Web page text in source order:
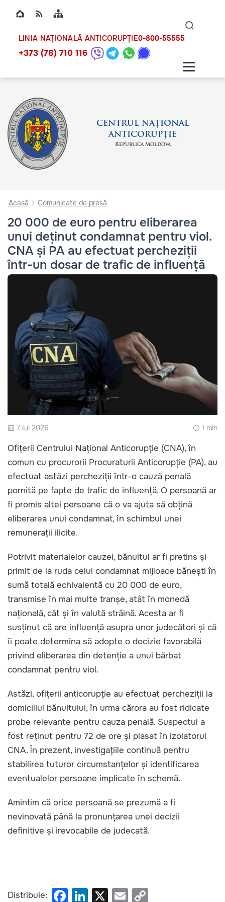
Top bar navigation
LINIA NAȚIONALĂ ANTICORUPȚIE0-800-55555
+373 (78) 710 116
CENTRUL NAȚIONAL
ANTICORUPȚIE
Republica Moldova
Acasă Comunicate de presă
20 000 de euro pentru eliberarea
unui deținut condamnat pentru viol.
CNA și PA au efectuat percheziții
într-un dosar de trafic de influență
7 Iul 2026 1 min
Ofițerii Centrului Național Anticorupție (CNA), în
comun cu procurorii Procuraturii Anticorupție (PA), au
efectuat astăzi percheziții într-o cauză penală
pornită pe fapte de trafic de influență. O persoană ar
fi promis altei persoane că o va ajuta să obțină
eliberarea unui condamnat, în schimbul unei
remunerații ilicite.
Potrivit materialelor cauzei, bănuitul ar fi pretins și
primit de la ruda celui condamnat mijloace bănești în
sumă totală echivalentă cu 20 000 de euro,
transmise în mai multe tranșe, atât în monedă
națională, cât și în valută străină. Acesta ar fi
susținut că are influență asupra unor judecători și că
îi poate determina să adopte o decizie favorabilă
privind eliberarea din detenție a unui bărbat
condamnat pentru viol.
Astăzi, ofițerii anticorupție au efectuat percheziții la
domiciliul bănuitului, în urma cărora au fost ridicate
probe relevante pentru cauza penală. Suspectul a
fost reținut pentru 72 de ore și plasat în izolatorul
CNA. În prezent, investigațiile continuă pentru
stabilirea tuturor circumstanțelor și identificarea
eventualelor persoane implicate în schemă.
Amintim că orice persoană se prezumă a fi
nevinovată până la pronunțarea unei decizii
definitive și irevocabile de judecată.
Distribuie: F Li X E